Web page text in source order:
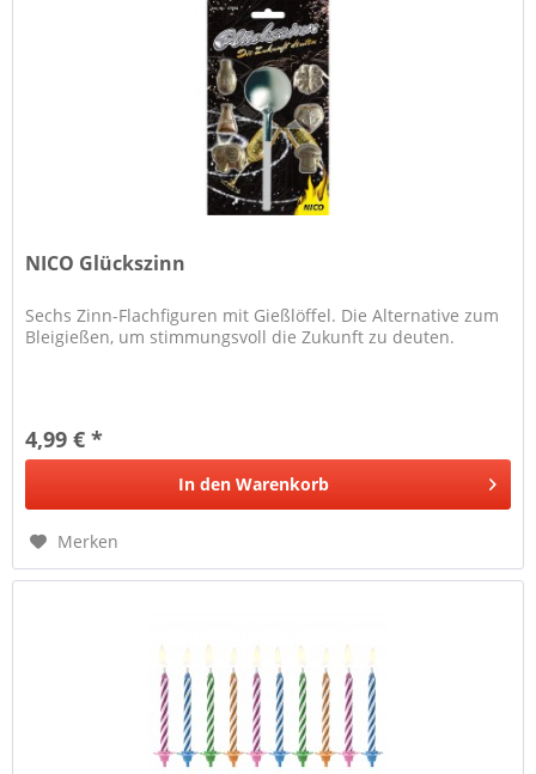
NICO Glückszinn
Sechs Zinn-Flachfiguren mit Gießlöffel. Die Alternative zum
Bleigießen, um stimmungsvoll die Zukunft zu deuten.
4,99 € *
In den Warenkorb
Merken